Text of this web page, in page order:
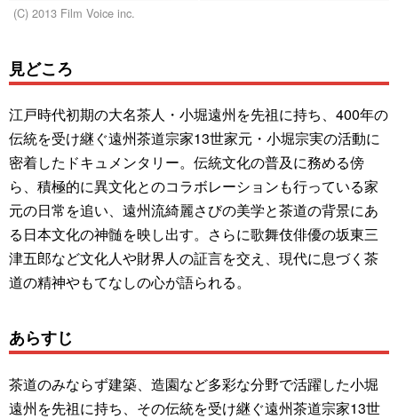
(C) 2013 Film Voice inc.
見どころ
江戸時代初期の大名茶人・小堀遠州を先祖に持ち、400年の
伝統を受け継ぐ遠州茶道宗家13世家元・小堀宗実の活動に
密着したドキュメンタリー。伝統文化の普及に務める傍
ら、積極的に異文化とのコラボレーションも行っている家
元の日常を追い、遠州流綺麗さびの美学と茶道の背景にあ
る日本文化の神髄を映し出す。さらに歌舞伎俳優の坂東三
津五郎など文化人や財界人の証言を交え、現代に息づく茶
道の精神やもてなしの心が語られる。
あらすじ
茶道のみならず建築、造園など多彩な分野で活躍した小堀
遠州を先祖に持ち、その伝統を受け継ぐ遠州茶道宗家13世